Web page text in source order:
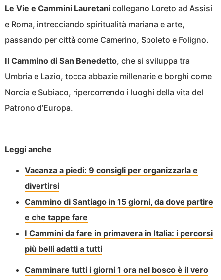
Le Vie e Cammini Lauretani collegano Loreto ad Assisi
e Roma, intrecciando spiritualità mariana e arte,
passando per città come Camerino, Spoleto e Foligno.
Il Cammino di San Benedetto, che si sviluppa tra
Umbria e Lazio, tocca abbazie millenarie e borghi come
Norcia e Subiaco, ripercorrendo i luoghi della vita del
Patrono d’Europa.
Leggi anche
Vacanza a piedi: 9 consigli per organizzarla e
divertirsi
Cammino di Santiago in 15 giorni, da dove partire
e che tappe fare
I Cammini da fare in primavera in Italia: i percorsi
più belli adatti a tutti
Camminare tutti i giorni 1 ora nel bosco è il vero